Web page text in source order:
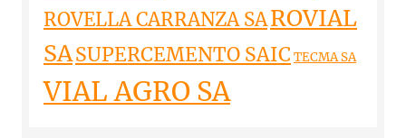
ROVELLA CARRANZA SAROVIAL
SASUPERCEMENTO SAIC TECMA SA
VIAL AGRO SA